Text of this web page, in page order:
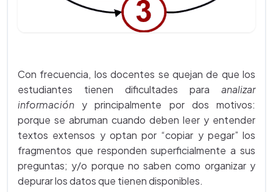
Con frecuencia, los docentes se quejan de que los
estudiantes tienen dificultades para analizar
información y principalmente por dos motivos:
porque se abruman cuando deben leer y entender
textos extensos y optan por “copiar y pegar” los
fragmentos que responden superficialmente a sus
preguntas; y/o porque no saben como organizar y
depurar los datos que tienen disponibles.